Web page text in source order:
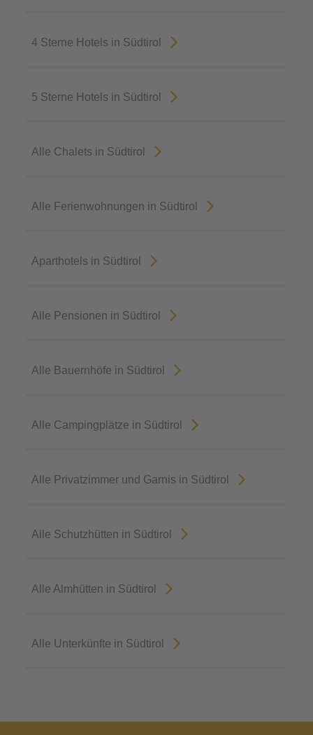
4 Sterne Hotels in Südtirol
5 Sterne Hotels in Südtirol
Alle Chalets in Südtirol
Alle Ferienwohnungen in Südtirol
Aparthotels in Südtirol
Alle Pensionen in Südtirol
Alle Bauernhöfe in Südtirol
Alle Campingplätze in Südtirol
Alle Privatzimmer und Garnis in Südtirol
Alle Schutzhütten in Südtirol
Alle Almhütten in Südtirol
Alle Unterkünfte in Südtirol